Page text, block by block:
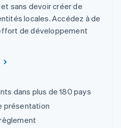
sans devoir créer de
locales. Accédez à de
de développement
dans plus de 180 pays
présentation